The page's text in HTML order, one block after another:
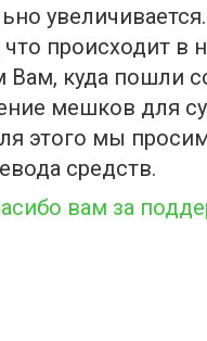
что происходит
Вам, куда пошли
мешков для
этого мы
средств.
вам за